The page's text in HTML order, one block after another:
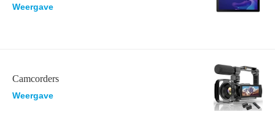
Weergave
Camcorders
Weergave